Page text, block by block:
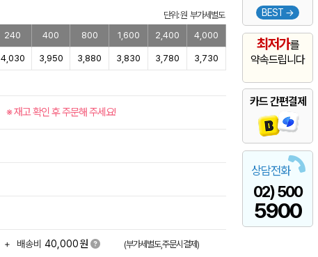
BEST →
최저가를
약속드립니다
카드 간편결제
상담전화
02) 500
5900
단위: 원 부가세별도
240 400 800 1,600 2,400 4,000
4,030 3,950 3,880 3,830 3,780 3,730
※ 재고 확인 후 주문해 주세요!
+ 배송비 40,000원 (부가세별도,주문시결제)